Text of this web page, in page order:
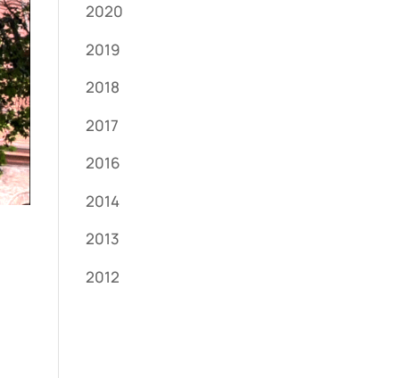
2020
2019
2018
2017
2016
2014
2013
2012